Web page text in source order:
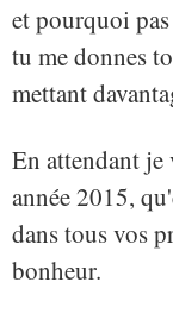
et pourquoi
tu me donnes
mettant
En attendant je
année 2015,
dans tous vos
bonheur.